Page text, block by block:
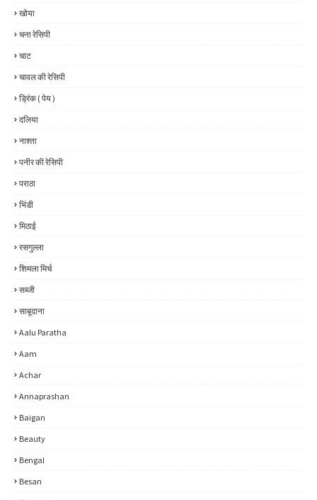
खोया
चना रेसिपी
चाट
चावल की रेसिपी
ड्रिंक ( पेय )
दलिया
नाश्ता
पनीर की रेसिपी
पराठा
भिंडी
मिठाई
रसगुल्ला
शिमला मिर्च
सब्जी
साबूदाना
Aalu Paratha
Aam
Achar
Annaprashan
Baigan
Beauty
Bengal
Besan